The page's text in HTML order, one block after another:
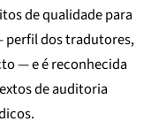
de qualidade para
perfil dos tradutores,
— e é reconhecida
de auditoria